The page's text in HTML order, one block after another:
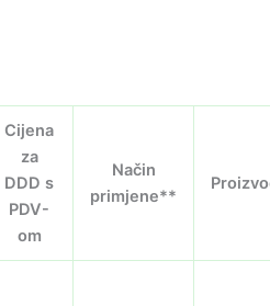
Cijena
za
DDD s
PDV-
om
Način
primjene**